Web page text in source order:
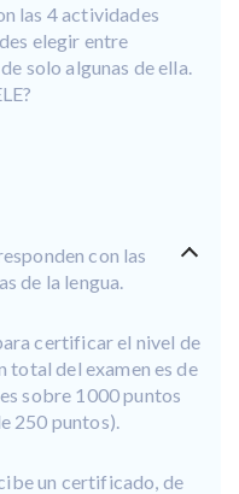
las 4 actividades
elegir entre
solo algunas de ella.
con las
de la lengua.
certificar el nivel de
total del examen es de
sobre 1000 puntos
250 puntos).
un certificado, de